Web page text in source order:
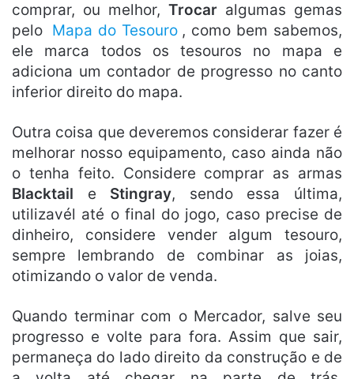
comprar, ou melhor, Trocar algumas gemas
pelo Mapa do Tesouro , como bem sabemos,
ele marca todos os tesouros no mapa e
adiciona um contador de progresso no canto
inferior direito do mapa.
Outra coisa que deveremos considerar fazer é
melhorar nosso equipamento, caso ainda não
o tenha feito. Considere comprar as armas
Blacktail e Stingray, sendo essa última,
utilizavél até o final do jogo, caso precise de
dinheiro, considere vender algum tesouro,
sempre lembrando de combinar as joias,
otimizando o valor de venda.
Quando terminar com o Mercador, salve seu
progresso e volte para fora. Assim que sair,
permaneça do lado direito da construção e de